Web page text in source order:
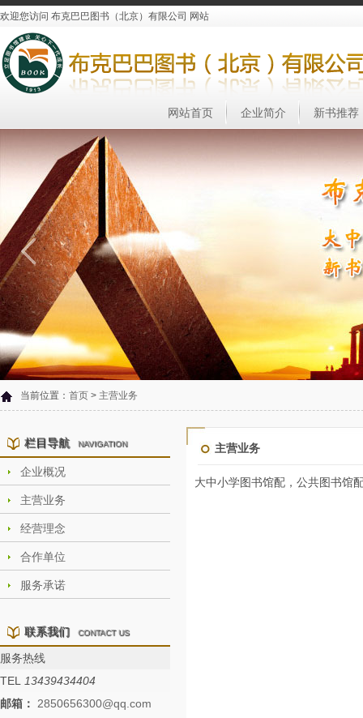
欢迎您访问 布克巴巴图书（北京）有限公司 网站
网站首页 企业简介 新书推荐
当前位置： 首页 > 主营业务
栏目导航 NAVIGATION
企业概况
主营业务
经营理念
合作单位
服务承诺
联系我们 CONTACT US
服务热线
TEL
13439434404
邮箱：
2850656300@qq.com
主营业务
大中小学图书馆配，公共图书馆